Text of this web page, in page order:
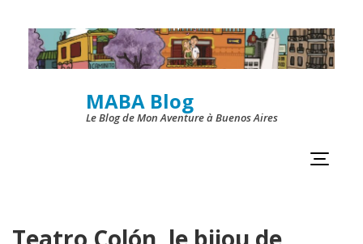
Skip
to
content
MABA Blog
Le Blog de Mon Aventure à Buenos Aires